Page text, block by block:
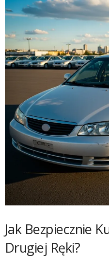
Jak Bezpiecznie
Drugiej Ręki?